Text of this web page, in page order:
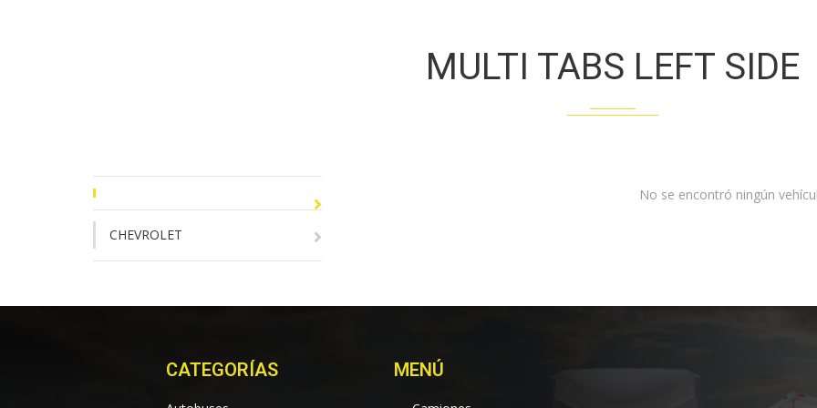
MULTI TABS LEFT SIDE
CHEVROLET
No se encontró ningún
CATEGORÍAS MENÚ